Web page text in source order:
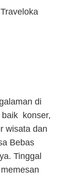
di
baik konser,
wisata dan
Bebas
Tinggal